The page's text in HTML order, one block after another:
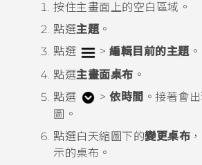
按住主畫面上的空白區域。
點選主題。
點選
> 編輯目前的主題。
點選主畫面桌布 。
點選
> 依時間 。 接著會
圖。
點選白天縮圖下的變更桌布
示的桌布。